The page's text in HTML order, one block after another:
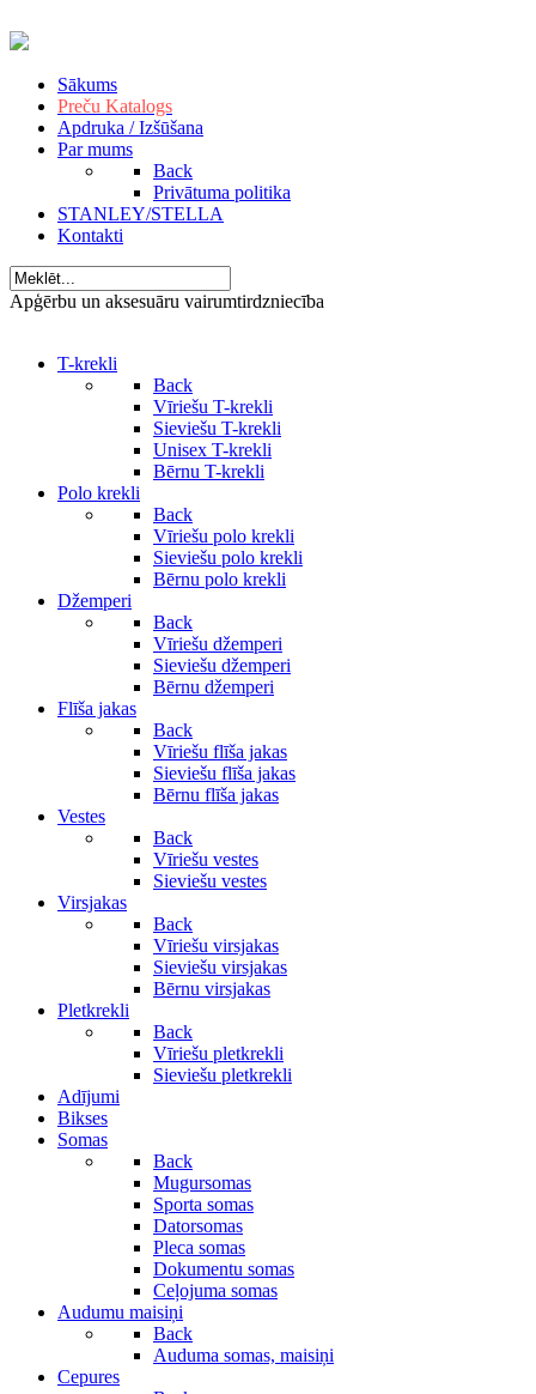
Sākums
Preču Katalogs
Apdruka / Izšūšana
Par mums
Back
Privātuma politika
STANLEY/STELLA
Kontakti
Apģērbu un aksesuāru vairumtirdzniecība
T-krekli
Back
Vīriešu T-krekli
Sieviešu T-krekli
Unisex T-krekli
Bērnu T-krekli
Polo krekli
Back
Vīriešu polo krekli
Sieviešu polo krekli
Bērnu polo krekli
Džemperi
Back
Vīriešu džemperi
Sieviešu džemperi
Bērnu džemperi
Flīša jakas
Back
Vīriešu flīša jakas
Sieviešu flīša jakas
Bērnu flīša jakas
Vestes
Back
Vīriešu vestes
Sieviešu vestes
Virsjakas
Back
Vīriešu virsjakas
Sieviešu virsjakas
Bērnu virsjakas
Pletkrekli
Back
Vīriešu pletkrekli
Sieviešu pletkrekli
Adījumi
Bikses
Somas
Back
Mugursomas
Sporta somas
Datorsomas
Pleca somas
Dokumentu somas
Ceļojuma somas
Audumu maisiņi
Back
Auduma somas, maisiņi
Cepures